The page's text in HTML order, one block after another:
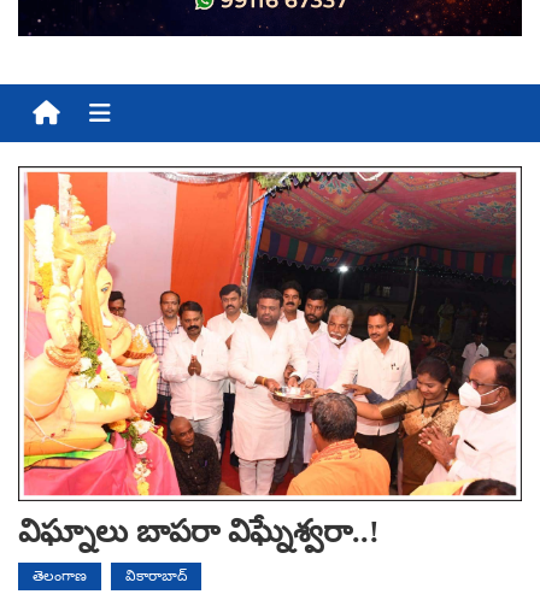
Menu
విఘ్నాలు బాప‌రా విఘ్నేశ్వ‌రా..!
తెలంగాణ వికారాబాద్